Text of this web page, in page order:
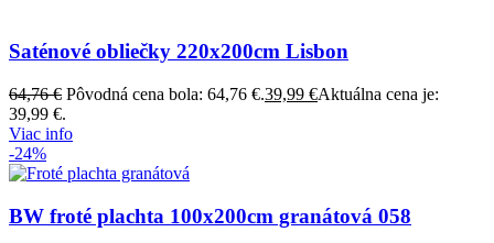
Saténové obliečky 220x200cm Lisbon
64,76€ Pôvodná cena bola: 64,76 €.39,99 €Aktuálna cena je:
39,99 €.
Viac info
-24%
BW froté plachta 100x200cm granátová 058